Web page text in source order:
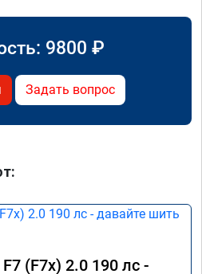
9800 ₽
Задать вопрос
(F7x) 2.0 190 лс -